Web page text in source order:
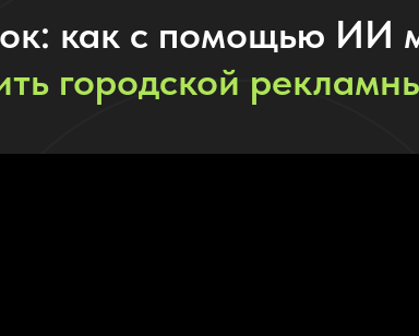
как с помощью ИИ
городской